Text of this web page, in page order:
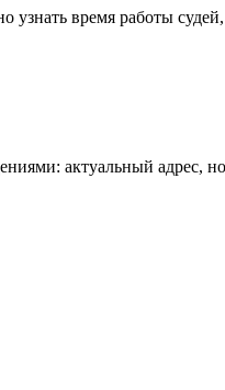
время работы
актуальный адрес,